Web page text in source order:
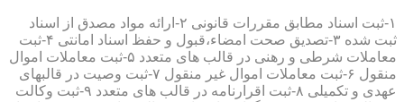
۱-ثبت اسناد مطابق مقررات قانونی ۲-ارائه مواد مصدق از اسناد
ثبت شده ۳-تصدیق صحت امضاء،قبول و حفظ اسناد امانتی ۴-ثبت
معاملات شرطی و رهنی در قالب های متعدد ۵-ثبت معاملات اموال
منقول ۶-ثبت معاملات اموال غیر منقول ۷-ثبت وصیت در قالبهای
عهدی و تکمیلی ۸-ثبت اقرارنامه در قالب های متعدد ۹-ثبت وکالت